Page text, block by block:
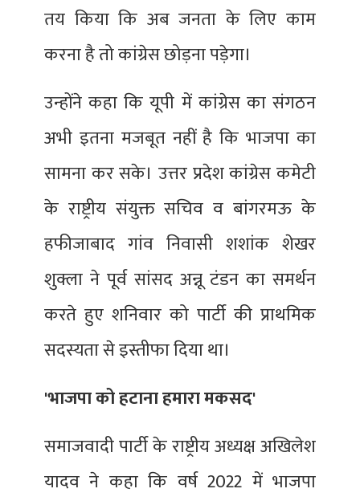
तय किया कि अब जनता के लिए काम
करना है तो कांग्रेस छोड़ना पड़ेगा।
उन्होंने कहा कि यूपी में कांग्रेस का संगठन
अभी इतना मजबूत नहीं है कि भाजपा का
सामना कर सके। उत्तर प्रदेश कांग्रेस कमेटी
के राष्ट्रीय संयुक्त सचिव व बांगरमऊ के
हफीजाबाद गांव निवासी शशांक शेखर
शुक्ला ने पूर्व सांसद अन्नू टंडन का समर्थन
करते हुए शनिवार को पार्टी की प्राथमिक
सदस्यता से इस्तीफा दिया था।
'भाजपा को हटाना हमारा मकसद'
समाजवादी पार्टी के राष्ट्रीय अध्यक्ष अखिलेश
यादव ने कहा कि वर्ष 2022 में भाजपा